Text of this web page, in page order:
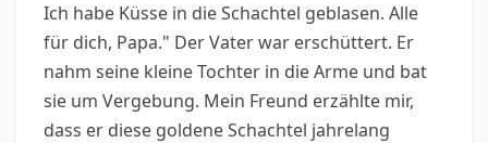
Ich habe Küsse in die Schachtel geblasen. Alle
für dich, Papa." Der Vater war erschüttert. Er
nahm seine kleine Tochter in die Arme und bat
sie um Vergebung. Mein Freund erzählte mir,
dass er diese goldene Schachtel jahrelang